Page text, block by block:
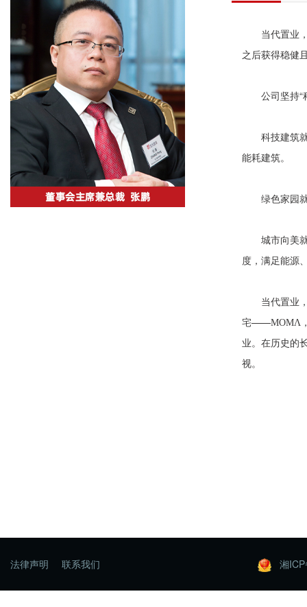
当代置业
之后获得稳健
公司坚持
科技建筑
能耗建筑。
绿色家园
城市向美
度，满足能源
当代置业
宅——MOMΛ
业。在历史的
视。
法律声明 联系我们 湘